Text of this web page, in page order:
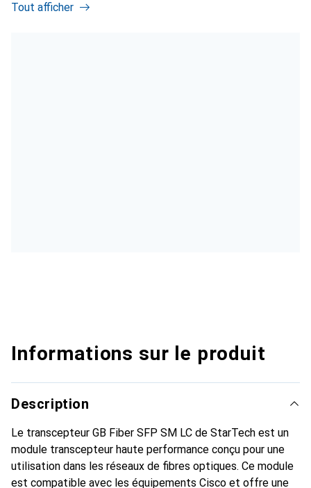
Tout afficher
Informations sur le produit
Description
Le transcepteur GB Fiber SFP SM LC de StarTech est un
module transcepteur haute performance conçu pour une
utilisation dans les réseaux de fibres optiques. Ce module
est compatible avec les équipements Cisco et offre une